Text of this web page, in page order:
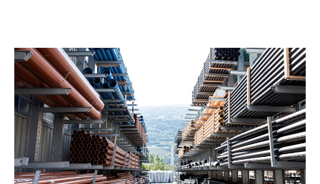
Bewässerung
Werkzeuge, Zubehör und Signalisation
Beton-Fertiggaragen
Sprengstoff